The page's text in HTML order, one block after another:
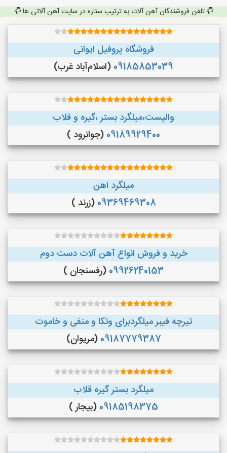
تلفن فروشندگان آهن آلات به ترتیب ستاره در سایت آهن آلاتی ها
فروشگاه پروفیل ایوانی
09185853039 (اسلام‌آباد غرب)
والپست،میلگرد بستر ،گیره و قلاب
09189929400 (جوانرود )
میلگرد اهن
09369469308 (زرند )
خرید و فروش انواع آهن آلات دست دوم
09926240153 (رفسنجان )
تیرچه فیبر میلگردبرای وتکا و منفی و خاموت
09187779387 (مریوان)
میلگرد بستر گیره قلاب
09185198375 (بیجار )